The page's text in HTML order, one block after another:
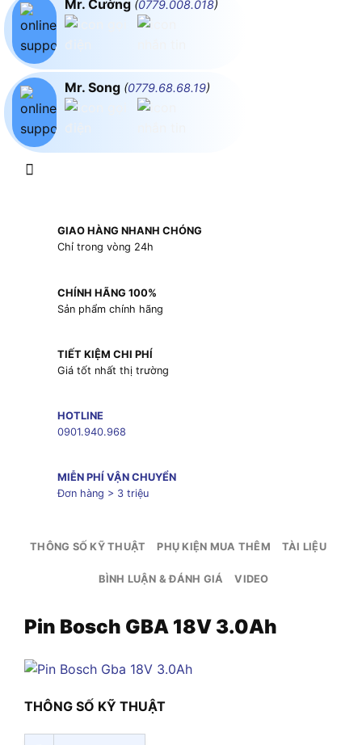
Mr. Cường (0779.008.018)
Mr. Song (0779.68.68.19)
GIAO HÀNG NHANH CHÓNG
Chỉ trong vòng 24h
CHÍNH HÃNG 100%
Sản phẩm chính hãng
TIẾT KIỆM CHI PHÍ
Giá tốt nhất thị trường
HOTLINE
0901.940.968
MIỄN PHÍ VẬN CHUYỂN
Đơn hàng > 3 triệu
THÔNG SỐ KỸ THUẬT PHỤ KIỆN MUA THÊM TÀI LIỆU
BÌNH LUẬN & ĐÁNH GIÁ VIDEO
Pin Bosch GBA 18V 3.0Ah
THÔNG SỐ KỸ THUẬT